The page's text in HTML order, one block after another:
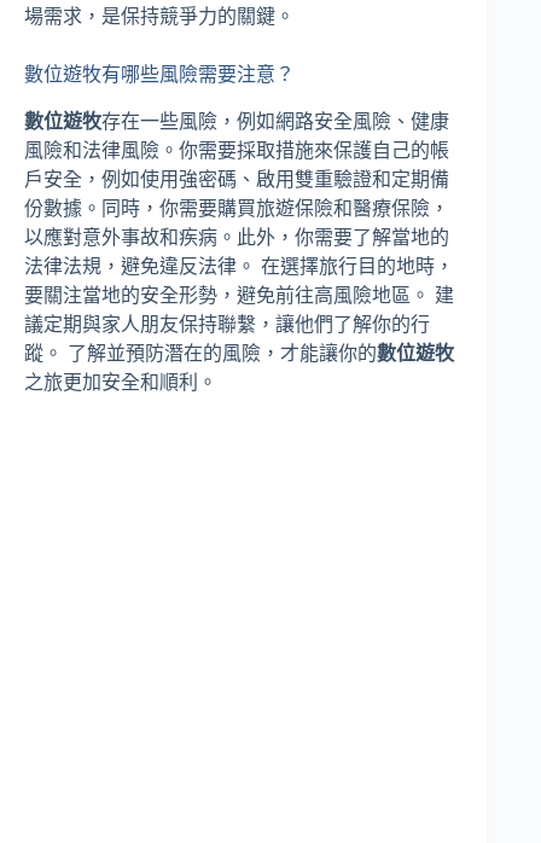
場需求，是保持競爭力的關鍵。
數位遊牧有哪些風險需要注意？
數位遊牧存在一些風險，例如網路安全風險、健康
風險和法律風險。你需要採取措施來保護自己的帳
戶安全，例如使用強密碼、啟用雙重驗證和定期備
份數據。同時，你需要購買旅遊保險和醫療保險，
以應對意外事故和疾病。此外，你需要了解當地的
法律法規，避免違反法律。 在選擇旅行目的地時，
要關注當地的安全形勢，避免前往高風險地區。 建
議定期與家人朋友保持聯繫，讓他們了解你的行
蹤。 了解並預防潛在的風險，才能讓你的數位遊牧
之旅更加安全和順利。